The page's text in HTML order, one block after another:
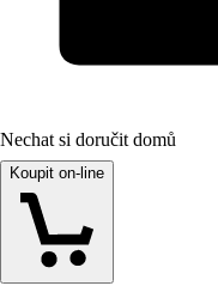
Nechat si doručit domů
Koupit on-line